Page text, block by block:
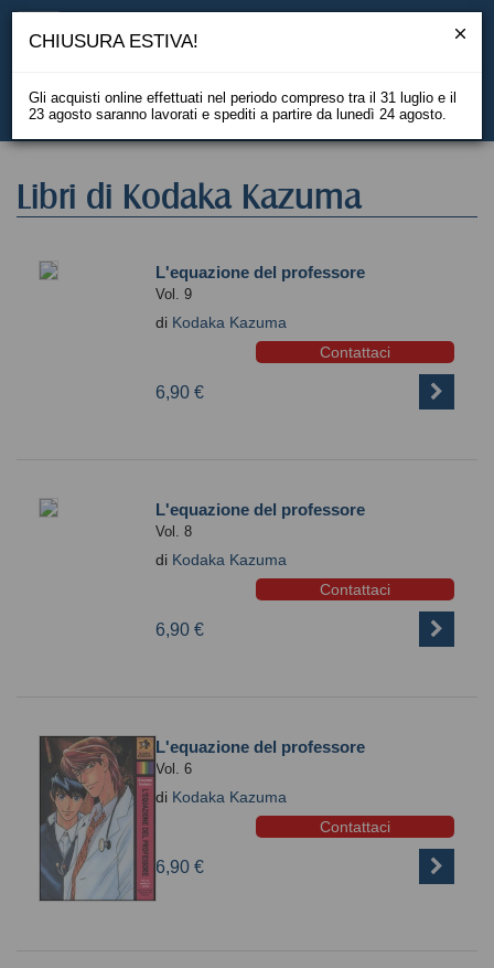
EN
Libri di Kodaka Kazuma
L'equazione del professore
Vol. 9
di Kodaka Kazuma
Contattaci
6,90 €
L'equazione del professore
Vol. 8
di Kodaka Kazuma
Contattaci
6,90 €
L'equazione del professore
Vol. 6
di Kodaka Kazuma
Contattaci
6,90 €
CHIUSURA ESTIVA!
Gli acquisti online effettuati nel periodo compreso tra il 31 luglio e il
23 agosto saranno lavorati e spediti a partire da lunedì 24 agosto.